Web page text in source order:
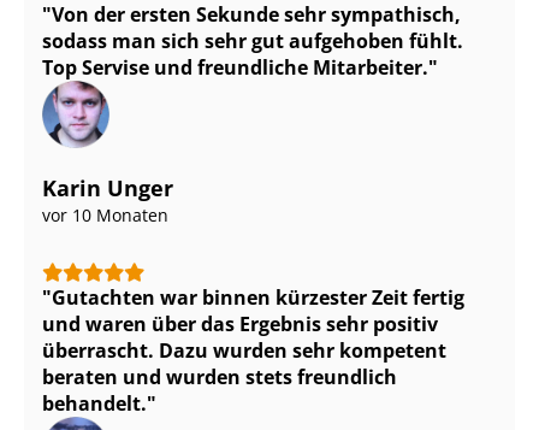
Von der ersten Sekunde sehr sympathisch,
sodass man sich sehr gut aufgehoben fühlt.
Top Servise und freundliche Mitarbeiter.
Karin Unger
vor 10 Monaten
Gutachten war binnen kürzester Zeit fertig
und waren über das Ergebnis sehr positiv
überrascht. Dazu wurden sehr kompetent
beraten und wurden stets freundlich
behandelt.